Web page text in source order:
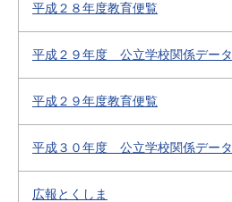
平成２８年度教育便覧
平成２９年度 公立学校関係データ
平成２９年度教育便覧
平成３０年度 公立学校関係データ
広報とくしま